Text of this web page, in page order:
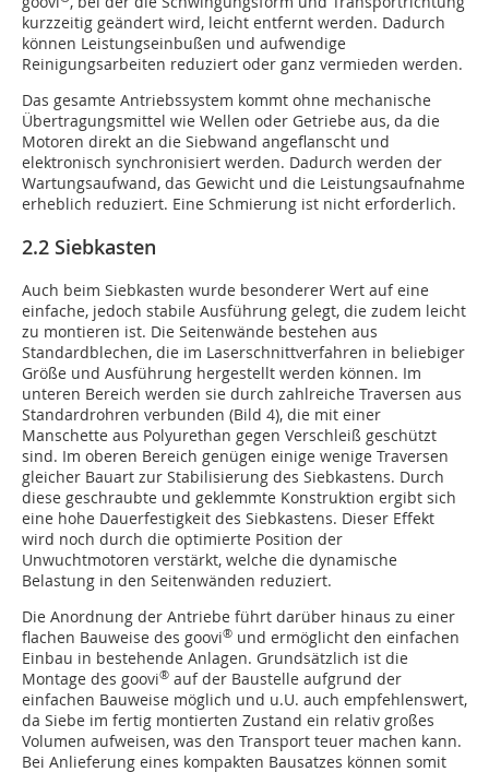
kurzzeitig geändert wird, leicht entfernt werden. Dadurch
können Leistungseinbußen und aufwendige
Reinigungsarbeiten reduziert oder ganz vermieden werden.
Das gesamte Antriebssystem kommt ohne mechanische
Übertragungsmittel wie Wellen oder Getriebe aus, da die
Motoren direkt an die Siebwand angeflanscht und
elektronisch synchronisiert werden. Dadurch werden der
Wartungsaufwand, das Gewicht und die Leistungsaufnahme
erheblich reduziert. Eine Schmierung ist nicht erforderlich.
2.2 Siebkasten
Auch beim Siebkasten wurde besonderer Wert auf eine
einfache, jedoch stabile Ausführung gelegt, die zudem leicht
zu montieren ist. Die Seitenwände bestehen aus
Standardblechen, die im Laserschnittverfahren in beliebiger
Größe und Ausführung hergestellt werden können. Im
unteren Bereich werden sie durch zahlreiche Traversen aus
Standardrohren verbunden (Bild 4), die mit einer
Manschette aus Polyurethan gegen Verschleiß geschützt
sind. Im oberen Bereich genügen einige wenige Traversen
gleicher Bauart zur Stabilisierung des Siebkastens. Durch
diese geschraubte und geklemmte Konstruktion ergibt sich
eine hohe Dauerfestigkeit des Siebkastens. Dieser Effekt
wird noch durch die optimierte Position der
Unwuchtmotoren verstärkt, welche die dynamische
Belastung in den Seitenwänden reduziert.
Die Anordnung der Antriebe führt darüber hinaus zu einer
flachen Bauweise des goovi® und ermöglicht den einfachen
Einbau in bestehende Anlagen. Grundsätzlich ist die
Montage des goovi® auf der Baustelle aufgrund der
einfachen Bau­weise möglich und u.U. auch empfehlenswert,
da Siebe im fertig montierten Zustand ein relativ großes
Volumen aufweisen, was den Transport teuer machen kann.
Bei Anlieferung eines kompakten Bausatzes können somit